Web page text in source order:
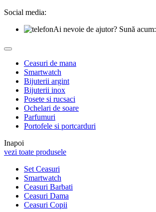
Social media:
Ai nevoie de ajutor? Sună acum:
Ceasuri de mana
Smartwatch
Bijuterii argint
Bijuterii inox
Posete si rucsaci
Ochelari de soare
Parfumuri
Portofele si portcarduri
Inapoi
vezi toate produsele
Set Ceasuri
Smartwatch
Ceasuri Barbati
Ceasuri Dama
Ceasuri Copii